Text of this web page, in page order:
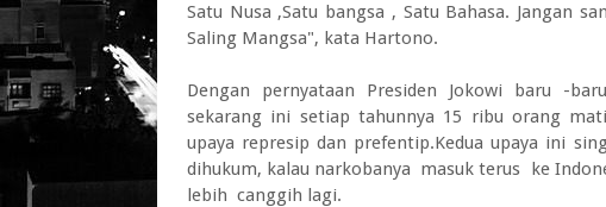
Satu Nusa ,Satu bangsa , Satu Bahasa. Jangan
Saling Mangsa", kata Hartono.
Dengan pernyataan Presiden Jokowi baru -
sekarang ini setiap tahunnya 15 ribu orang
upaya represip dan prefentip.Kedua upaya ini
dihukum, kalau narkobanya masuk terus ke
lebih canggih lagi.